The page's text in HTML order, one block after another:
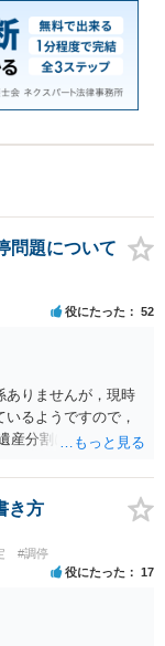
問題について
役にたった 52
ありませんが，現時
るようですので，
産分割により，母の
き方
#調停
役にたった 17